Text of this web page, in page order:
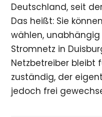
Deutschland, seit
Das heißt: Sie
wählen,
Stromnetz in
Netzbetreiber bleibt
zuständig, der
jedoch frei